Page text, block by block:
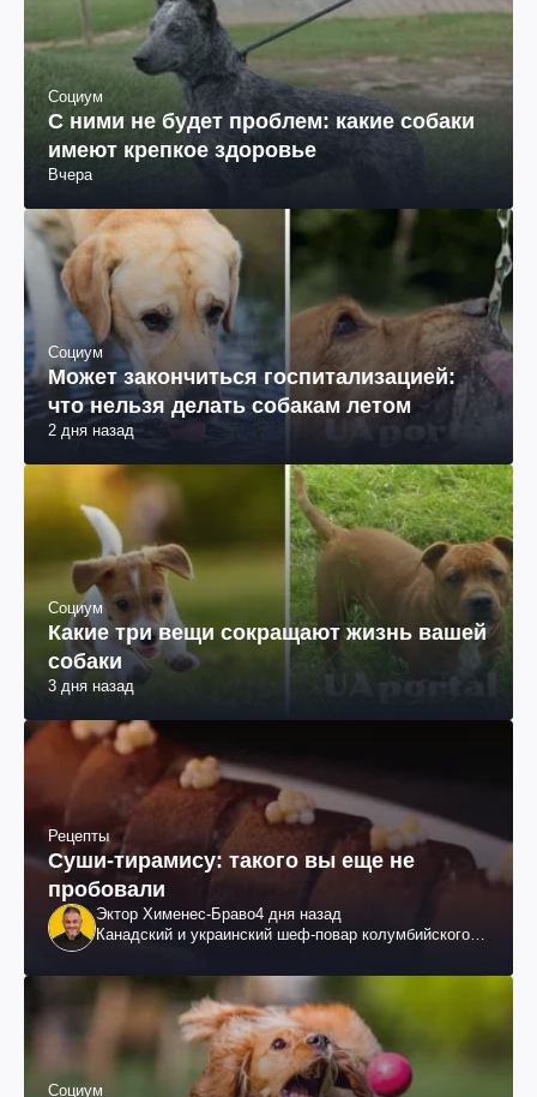
Социум
С ними не будет проблем: какие собаки
имеют крепкое здоровье
Вчера
Социум
Может закончиться госпитализацией:
что нельзя делать собакам летом
2 дня назад
Социум
Какие три вещи сокращают жизнь вашей
собаки
3 дня назад
Рецепты
Суши-тирамису: такого вы еще не
пробовали
Эктор Хименес-Браво4 дня назад
Канадский и украинский шеф-повар колумбийского
Социум